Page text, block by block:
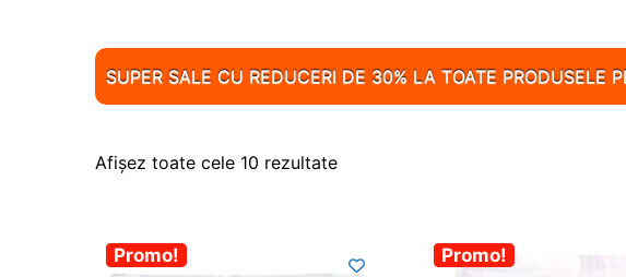
SUPER SALE CU REDUCERI DE 30% LA TOATE PRODUSELE
Afișez toate cele 10 rezultate
-30%
Promo! -30%
Promo!